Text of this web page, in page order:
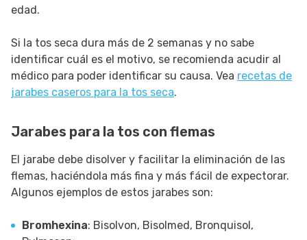
edad.
Si la tos seca dura más de 2 semanas y no sabe
identificar cuál es el motivo, se recomienda acudir al
médico para poder identificar su causa. Vea recetas de
jarabes caseros para la tos seca.
Jarabes para la tos con flemas
El jarabe debe disolver y facilitar la eliminación de las
flemas, haciéndola más fina y más fácil de expectorar.
Algunos ejemplos de estos jarabes son:
Bromhexina: Bisolvon, Bisolmed, Bronquisol,